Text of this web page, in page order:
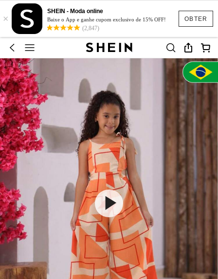
OBTER
×
SHEIN - Moda online
Baixe o App e ganhe cupom exclusivo de 15% OFF!
(2,847)